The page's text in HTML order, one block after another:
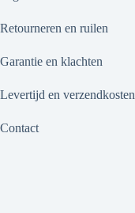
Retourneren en ruilen
Garantie en klachten
Levertijd en verzendkosten
Contact